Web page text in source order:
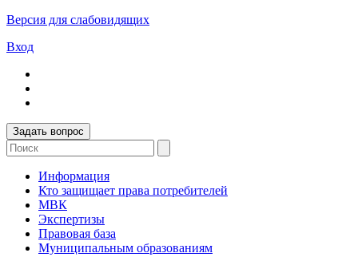
Версия для слабовидящих
Вход
Задать вопрос
Информация
Кто защищает права потребителей
МВК
Экспертизы
Правовая база
Муниципальным образованиям